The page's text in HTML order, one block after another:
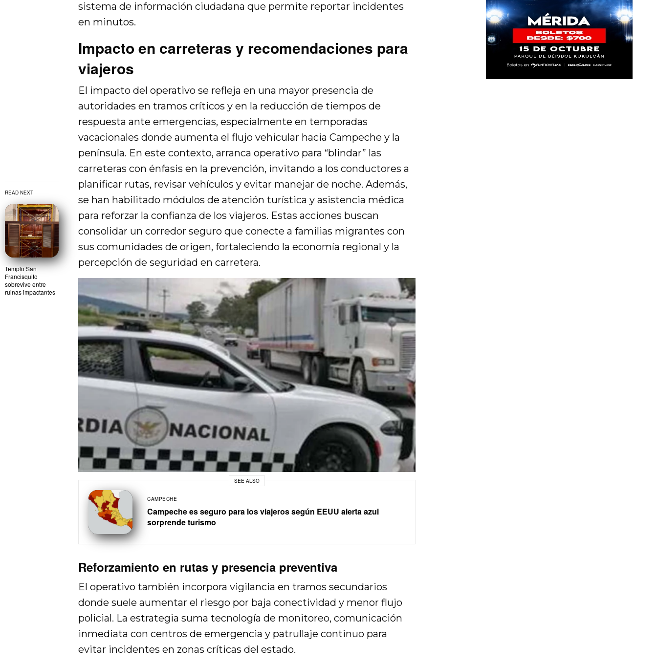
READ NEXT
Templo San
Francisquito
sobrevive entre
ruinas impactantes
sistema de información ciudadana que permite reportar incidentes
en minutos.
Impacto en carreteras y recomendaciones para
viajeros
El impacto del operativo se refleja en una mayor presencia de
autoridades en tramos críticos y en la reducción de tiempos de
respuesta ante emergencias, especialmente en temporadas
vacacionales donde aumenta el flujo vehicular hacia Campeche y la
península. En este contexto, arranca operativo para “blindar” las
carreteras con énfasis en la prevención, invitando a los conductores a
planificar rutas, revisar vehículos y evitar manejar de noche. Además,
se han habilitado módulos de atención turística y asistencia médica
para reforzar la confianza de los viajeros. Estas acciones buscan
consolidar un corredor seguro que conecte a familias migrantes con
sus comunidades de origen, fortaleciendo la economía regional y la
percepción de seguridad en carretera.
SEE ALSO
CAMPECHE
Campeche es seguro para los viajeros según EEUU alerta azul
sorprende turismo
Reforzamiento en rutas y presencia preventiva
El operativo también incorpora vigilancia en tramos secundarios
donde suele aumentar el riesgo por baja conectividad y menor flujo
policial. La estrategia suma tecnología de monitoreo, comunicación
inmediata con centros de emergencia y patrullaje continuo para
evitar incidentes en zonas críticas del estado.